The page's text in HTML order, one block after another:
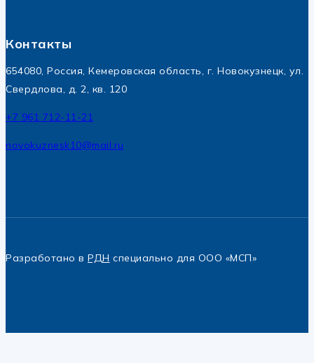
Контакты
654080, Россия, Кемеровская область, г. Новокузнецк, ул.
Свердлова, д. 2, кв. 120
+7 961 712-11-21
novokuznesk10@mail.ru
Разработано в РДН специально для ООО «МСП»